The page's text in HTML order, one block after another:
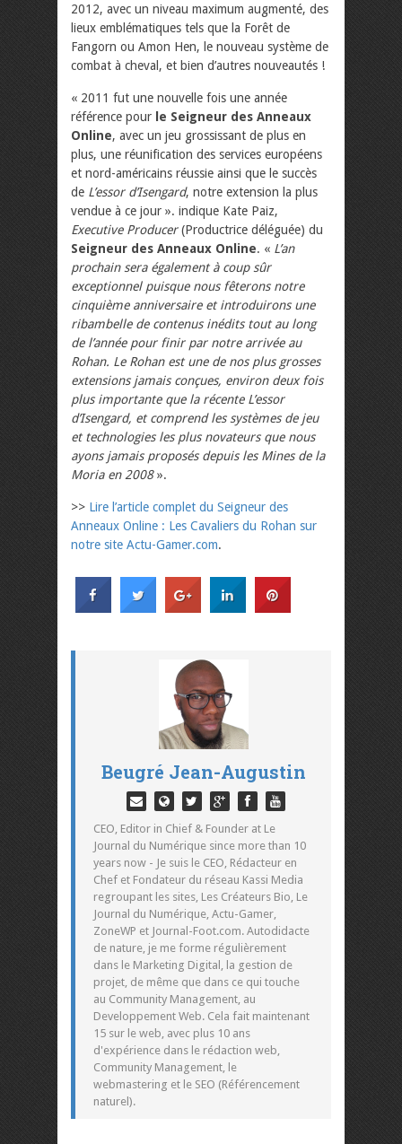
2012, avec un niveau maximum augmenté, des
lieux emblématiques tels que la Forêt de
Fangorn ou Amon Hen, le nouveau système de
combat à cheval, et bien d’autres nouveautés !
« 2011 fut une nouvelle fois une année
référence pour le Seigneur des Anneaux
Online, avec un jeu grossissant de plus en
plus, une réunification des services européens
et nord-américains réussie ainsi que le succès
de L’essor d’Isengard, notre extension la plus
vendue à ce jour ». indique Kate Paiz,
Executive Producer(Productrice déléguée) du
Seigneur des Anneaux Online. « L’an
prochain sera également à coup sûr
exceptionnel puisque nous fêterons notre
cinquième anniversaire et introduirons une
ribambelle de contenus inédits tout au long
de l’année pour finir par notre arrivée au
Rohan. Le Rohan est une de nos plus grosses
extensions jamais conçues, environ deux fois
plus importante que la récente L’essor
d’Isengard, et comprend les systèmes de jeu
et technologies les plus novateurs que nous
ayons jamais proposés depuis les Mines de la
Moria en 2008».
>> Lire l’article complet du Seigneur des
Anneaux Online : Les Cavaliers du Rohan sur
notre site Actu-Gamer.com.
Beugré Jean-Augustin
CEO, Editor in Chief & Founder at Le
Journal du Numérique since more than 10
years now - Je suis le CEO, Rédacteur en
Chef et Fondateur du réseau Kassi Media
regroupant les sites, Les Créateurs Bio, Le
Journal du Numérique, Actu-Gamer,
ZoneWP et Journal-Foot.com. Autodidacte
de nature, je me forme régulièrement
dans le Marketing Digital, la gestion de
projet, de même que dans ce qui touche
au Community Management, au
Developpement Web. Cela fait maintenant
15 sur le web, avec plus 10 ans
d'expérience dans le rédaction web,
Community Management, le
webmastering et le SEO (Référencement
naturel).